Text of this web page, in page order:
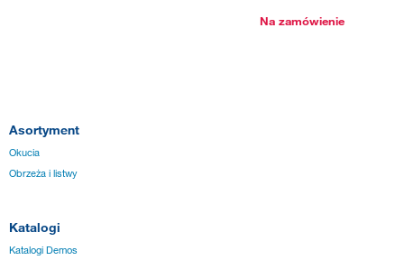
Na zamówienie
Asortyment
Okucia
Obrzeża i listwy
Katalogi
Katalogi Demos